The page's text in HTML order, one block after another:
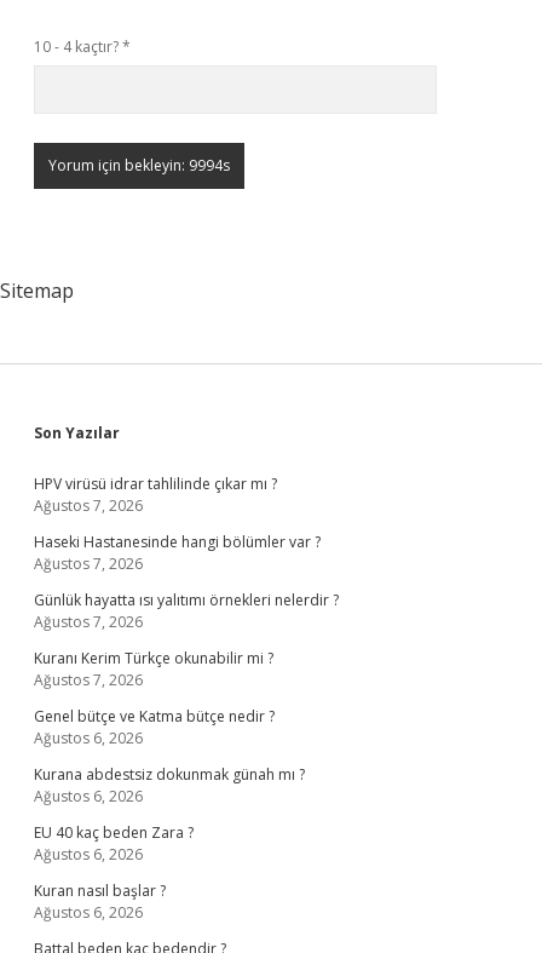
10 - 4 kaçtır?*
Sitemap
Sidebar
Son Yazılar
HPV virüsü idrar tahlilinde çıkar mı ?
Ağustos 7, 2026
Haseki Hastanesinde hangi bölümler var ?
Ağustos 7, 2026
Günlük hayatta ısı yalıtımı örnekleri nelerdir ?
Ağustos 7, 2026
Kuranı Kerim Türkçe okunabilir mi ?
Ağustos 7, 2026
Genel bütçe ve Katma bütçe nedir ?
Ağustos 6, 2026
Kurana abdestsiz dokunmak günah mı ?
Ağustos 6, 2026
EU 40 kaç beden Zara ?
Ağustos 6, 2026
Kuran nasıl başlar ?
Ağustos 6, 2026
Battal beden kaç bedendir ?